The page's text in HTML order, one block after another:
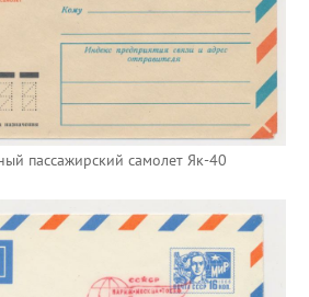
пассажирский самолет Як-40